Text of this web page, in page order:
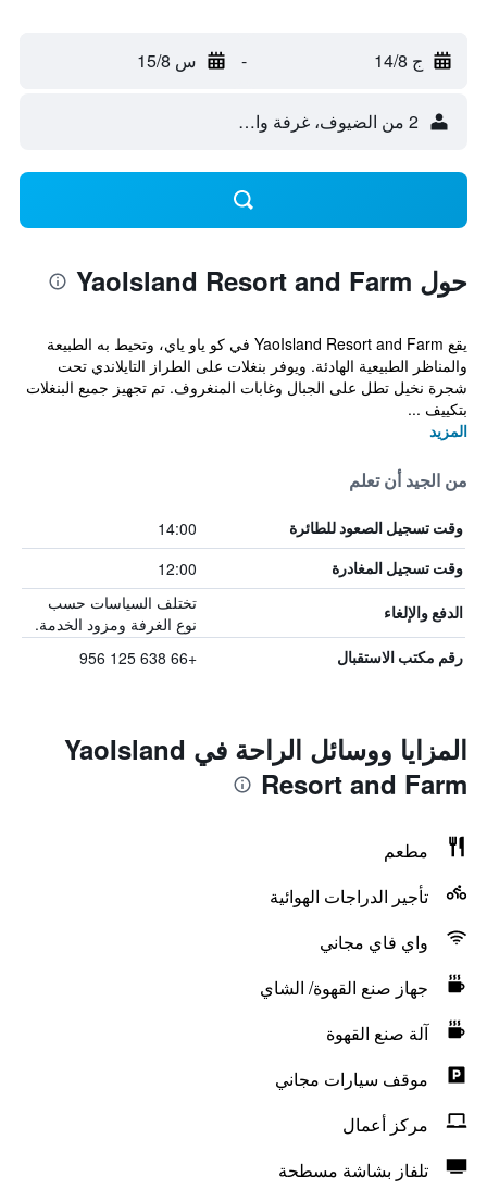
ج 14/8 - س 15/8
2 من الضيوف، غرفة واحدة
حول YaoIsland Resort and Farm
يقع YaoIsland Resort and Farm في كو ياو ياي، وتحيط به الطبيعة
والمناظر الطبيعية الهادئة. ويوفر بنغلات على الطراز التايلاندي تحت
شجرة نخيل تطل على الجبال وغابات المنغروف. تم تجهيز جميع البنغلات
بتكييف ...
المزيد
من الجيد أن تعلم
وقت تسجيل الصعود للطائرة 14:00
وقت تسجيل المغادرة 12:00
الدفع والإلغاء
تختلف السياسات حسب
نوع الغرفة ومزود الخدمة.
رقم مكتب الاستقبال +66 638 125 956
المزايا ووسائل الراحة في YaoIsland
Resort and Farm
مطعم
تأجير الدراجات الهوائية
واي فاي مجاني
جهاز صنع القهوة/ الشاي
آلة صنع القهوة
موقف سيارات مجاني
مركز أعمال
تلفاز بشاشة مسطحة